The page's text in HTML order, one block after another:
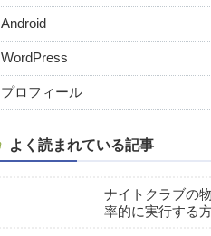
Android
WordPress
プロフィール
よく読まれている記事
ナイトクラブの
率的に実行する